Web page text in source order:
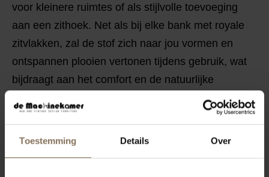
Toestemming Details Over
voor kleinere ruimtes of als stijlvolle toevoeging
aan een zithoek. Net als bij elke bank met royale
zitvlakken, zal de stof zich naar jou vormen en
ontspannen plooien vertonen tijdens gebruik, wat
bijdraagt aan het comfort en de natuurlijke
Bekijkhierde opstellingen en afmetingen van bank
Metta.